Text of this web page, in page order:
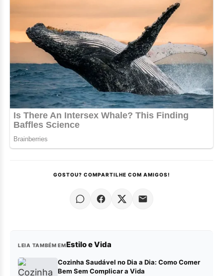
GOSTOU? COMPARTILHE COM AMIGOS!
LEIA TAMBÉM EMEstilo e Vida
Cozinha Saudável no Dia a Dia: Como Comer
Bem Sem Complicar a Vida